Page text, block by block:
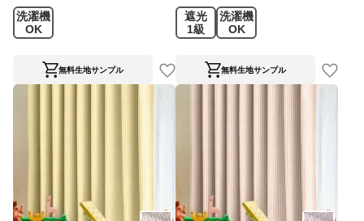
洗濯機
OK
無料生地サンプル
遮光
1級
洗濯機
OK
無料生地サンプル